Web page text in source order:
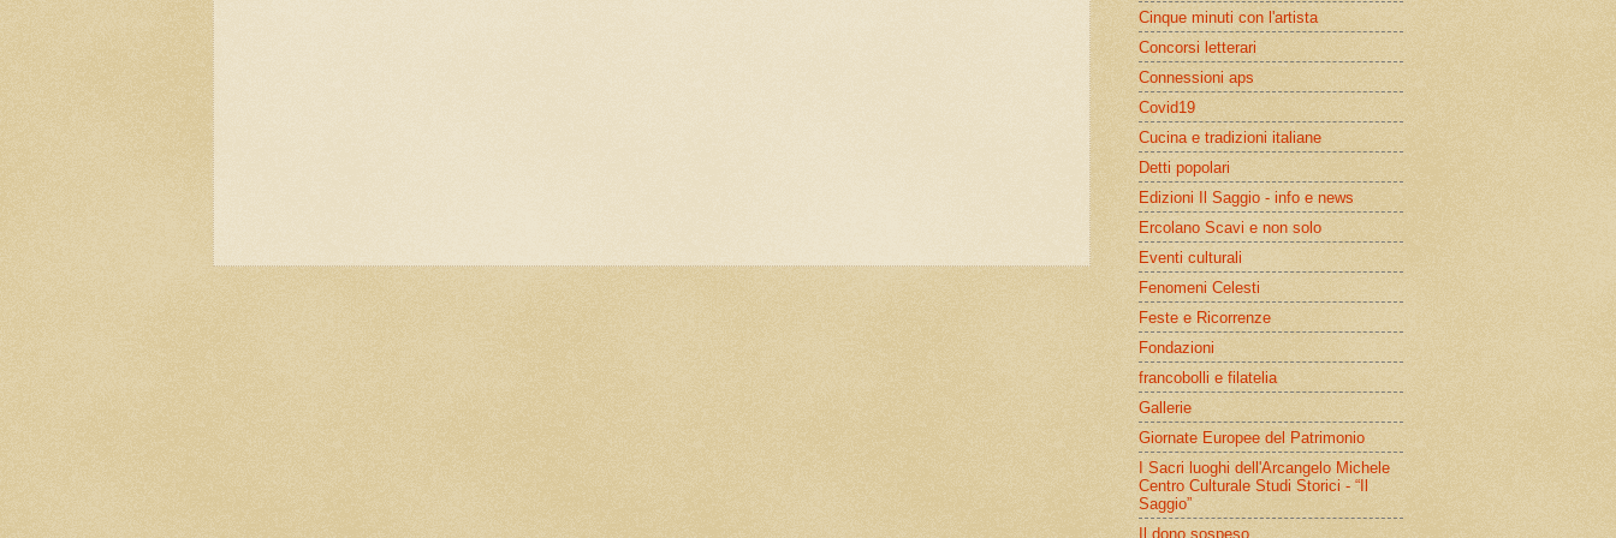
Cinque minuti con l'artista
Concorsi letterari
Connessioni aps
Covid19
Cucina e tradizioni italiane
Detti popolari
Edizioni Il Saggio - info e news
Ercolano Scavi e non solo
Eventi culturali
Fenomeni Celesti
Feste e Ricorrenze
Fondazioni
francobolli e filatelia
Gallerie
Giornate Europee del Patrimonio
I Sacri luoghi dell'Arcangelo Michele
Centro Culturale Studi Storici - “Il
Saggio”
Il dono sospeso